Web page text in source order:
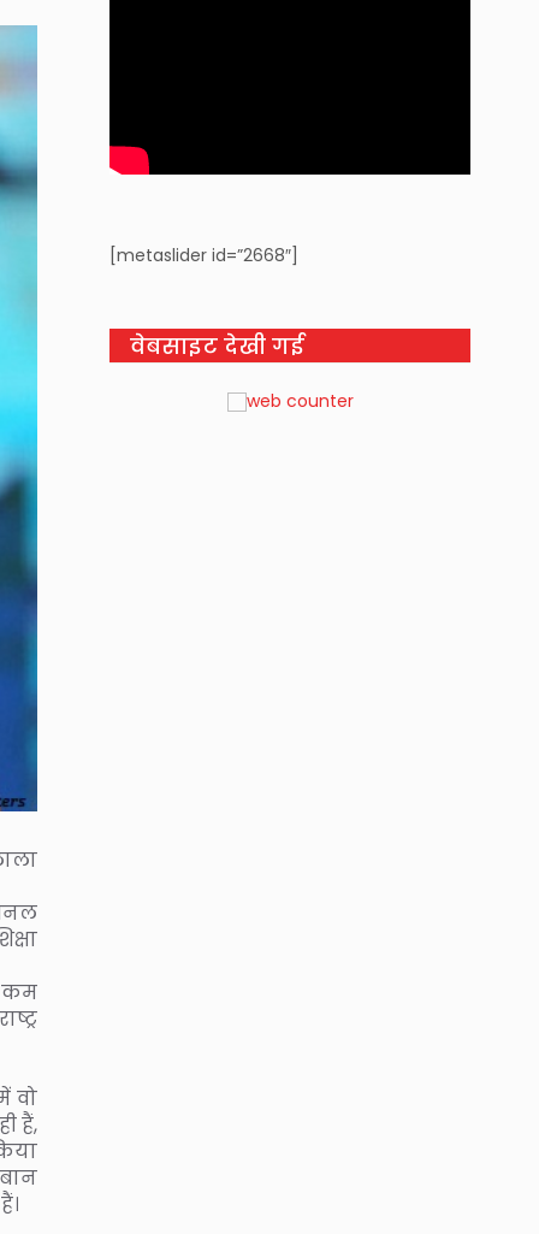
कम
वो
हैं,
[metaslider id=”2668″]
वेबसाइट देखी गई